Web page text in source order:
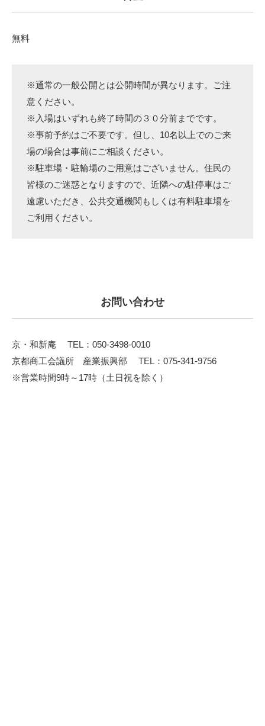
無料
※通常の一般公開とは公開時間が異なります。ご注
意ください。
※入場はいずれも終了時間の３０分前までです。
※事前予約はご不要です。但し、10名以上でのご来
場の場合は事前にご相談ください。
※駐車場・駐輪場のご用意はございません。住民の
皆様のご迷惑となりますので、近隣への駐停車はご
遠慮いただき、公共交通機関もしくは有料駐車場を
ご利用ください。
お問い合わせ
京・和新庵 TEL：050-3498-0010
京都商工会議所 産業振興部 TEL：075-341-9756
※営業時間9時～17時（土日祝を除く）